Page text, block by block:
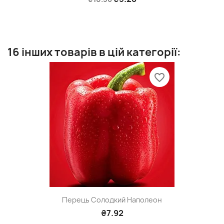
16 інших товарів в цій категорії:
Перець Солодкий Наполеон
₴7.92
favorite_border